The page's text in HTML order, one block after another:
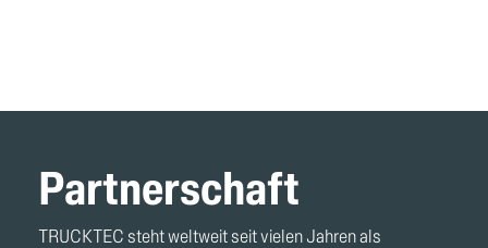
Partnerschaft
TRUCKTEC steht weltweit seit vielen Jahren als